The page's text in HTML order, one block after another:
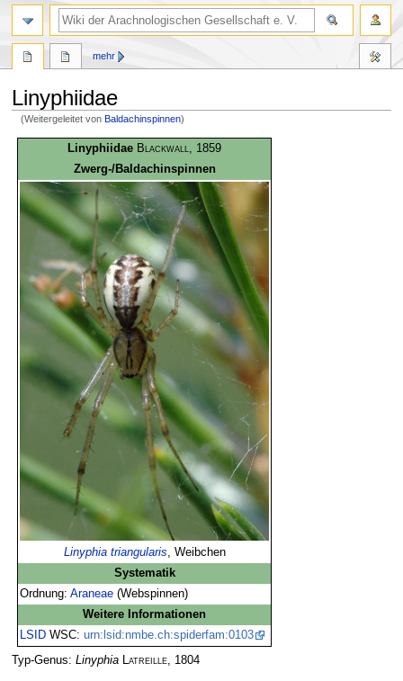
Linyphiidae
(Weitergeleitet vonBaldachinspinnen)
springen
springen
Linyphiidae Blackwall
, 1859
Zwerg-/Baldachinspinnen
Linyphia triangularis , Weibchen
Systematik
Ordnung:Araneae (Webspinnen)
Weitere Informationen
LSID WSC:urn:lsid:nmbe.ch:spiderfam:0103
Typ-Genus: Linyphia Latreille, 1804
mehr